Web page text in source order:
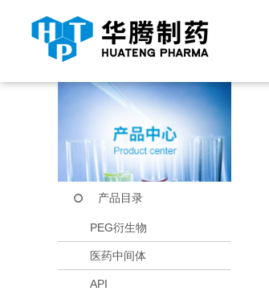
当前位置： 首页 产品中心
产品目录
PEG衍生物
医药中间体
API